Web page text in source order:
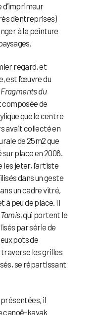
d’imprimeur
d’entreprises)
à la peinture
regard, et
est l’œuvre du
Fragments du
composée de
que le centre
avait collecté en
de 25m2 que
place en 2006.
les jeter, l’artiste
dans un geste
un cadre vitré,
à peu de place. Il
Tamis, qui portent le
par série de
pots de
les grilles
se répartissant
il
canoë-kayak